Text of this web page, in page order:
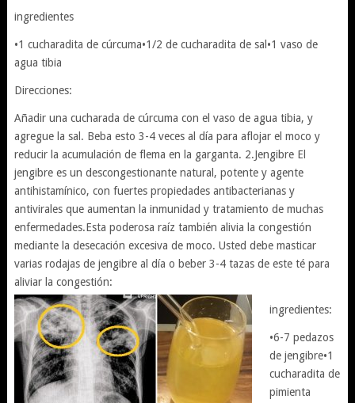
ingredientes
•1 cucharadita de cúrcuma•1/2 de cucharadita de sal•1 vaso de
agua tibia
Direcciones:
Añadir una cucharada de cúrcuma con el vaso de agua tibia, y
agregue la sal. Beba esto 3-4 veces al día para aflojar el moco y
reducir la acumulación de flema en la garganta. 2.Jengibre El
jengibre es un descongestionante natural, potente y agente
antihistamínico, con fuertes propiedades antibacterianas y
antivirales que aumentan la inmunidad y tratamiento de muchas
enfermedades.Esta poderosa raíz también alivia la congestión
mediante la desecación excesiva de moco. Usted debe masticar
varias rodajas de jengibre al día o beber 3-4 tazas de este té para
aliviar la congestión:
ingredientes:
•6-7 pedazos
de jengibre•1
cucharadita de
pimienta